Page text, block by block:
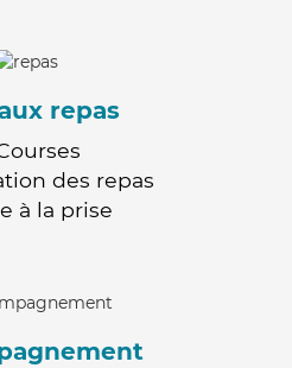
repas
des repas
à la prise